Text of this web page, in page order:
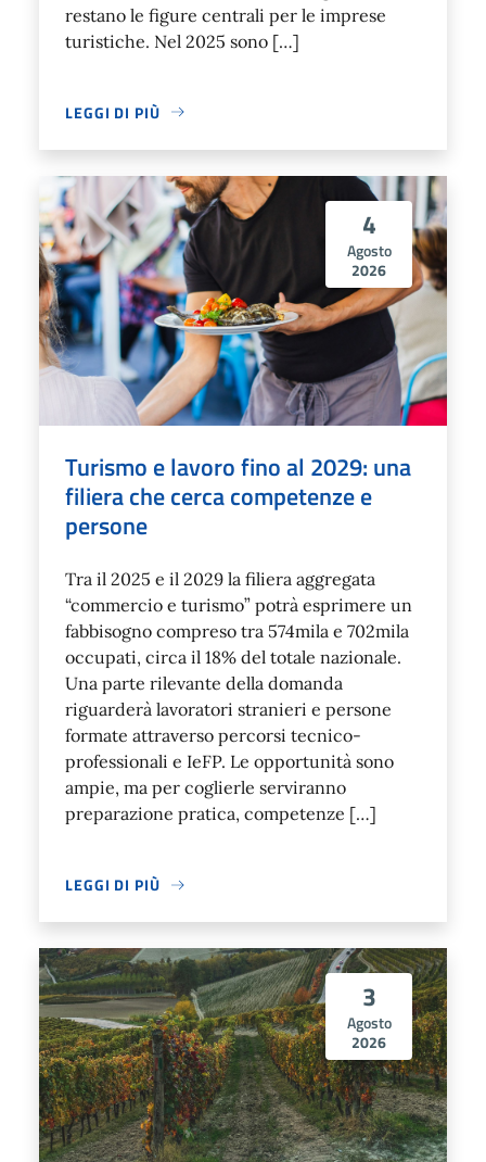
restano le figure centrali per le imprese
turistiche. Nel 2025 sono […]
LEGGI DI PIÙ
4
Agosto
2026
Turismo e lavoro fino al 2029: una
filiera che cerca competenze e
persone
Tra il 2025 e il 2029 la filiera aggregata
“commercio e turismo” potrà esprimere un
fabbisogno compreso tra 574mila e 702mila
occupati, circa il 18% del totale nazionale.
Una parte rilevante della domanda
riguarderà lavoratori stranieri e persone
formate attraverso percorsi tecnico-
professionali e IeFP. Le opportunità sono
ampie, ma per coglierle serviranno
preparazione pratica, competenze […]
LEGGI DI PIÙ
3
Agosto
2026